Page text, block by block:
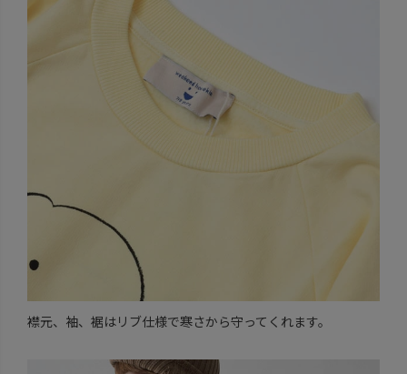
襟元、袖、裾はリブ仕様で寒さから守ってくれます。